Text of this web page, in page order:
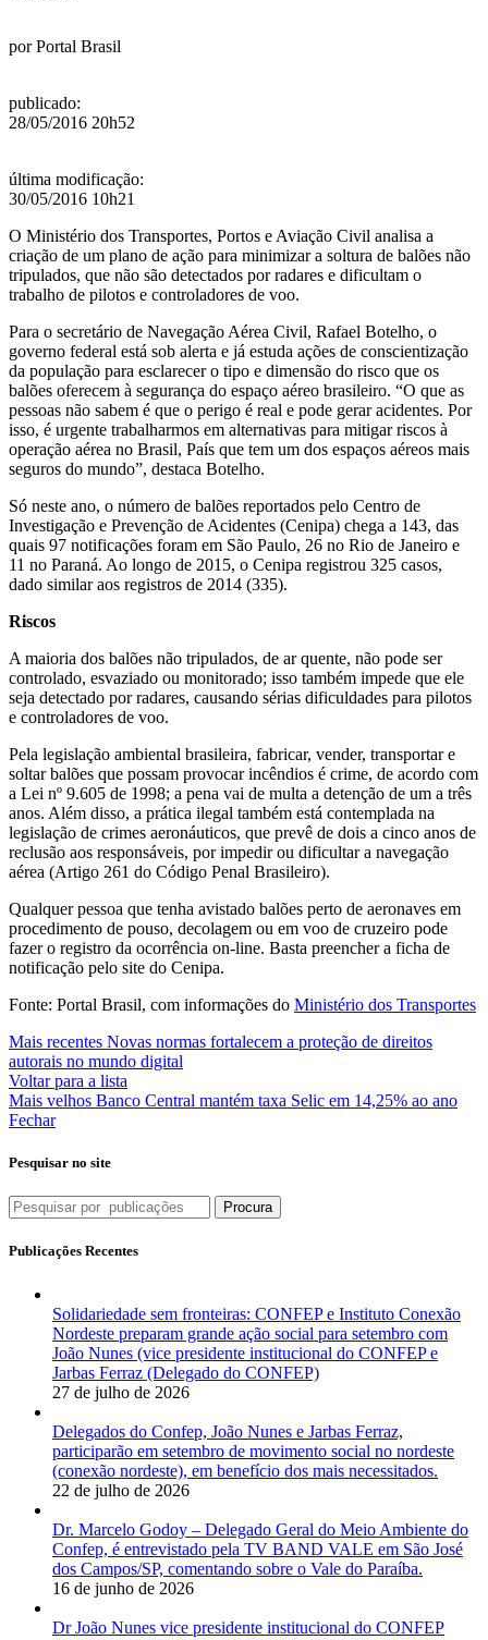
porPortal Brasil
publicado:
28/05/2016 20h52
última modificação:
30/05/2016 10h21
O Ministério dos Transportes, Portos e Aviação Civil analisa a
criação de um plano de ação para minimizar a soltura de balões não
tripulados, que não são detectados por radares e dificultam o
trabalho de pilotos e controladores de voo.
Para o secretário de Navegação Aérea Civil, Rafael Botelho, o
governo federal está sob alerta e já estuda ações de conscientização
da população para esclarecer o tipo e dimensão do risco que os
balões oferecem à segurança do espaço aéreo brasileiro. “O que as
pessoas não sabem é que o perigo é real e pode gerar acidentes. Por
isso, é urgente trabalharmos em alternativas para mitigar riscos à
operação aérea no Brasil, País que tem um dos espaços aéreos mais
seguros do mundo”, destaca Botelho.
Só neste ano, o número de balões reportados pelo Centro de
Investigação e Prevenção de Acidentes (Cenipa) chega a 143, das
quais 97 notificações foram em São Paulo, 26 no Rio de Janeiro e
11 no Paraná. Ao longo de 2015, o Cenipa registrou 325 casos,
dado similar aos registros de 2014 (335).
Riscos
A maioria dos balões não tripulados, de ar quente, não pode ser
controlado, esvaziado ou monitorado; isso também impede que ele
seja detectado por radares, causando sérias dificuldades para pilotos
e controladores de voo.
Pela legislação ambiental brasileira, fabricar, vender, transportar e
soltar balões que possam provocar incêndios é crime, de acordo com
a Lei nº 9.605 de 1998; a pena vai de multa a detenção de um a três
anos. Além disso, a prática ilegal também está contemplada na
legislação de crimes aeronáuticos, que prevê de dois a cinco anos de
reclusão aos responsáveis, por impedir ou dificultar a navegação
aérea (Artigo 261 do Código Penal Brasileiro).
Qualquer pessoa que tenha avistado balões perto de aeronaves em
procedimento de pouso, decolagem ou em voo de cruzeiro pode
fazer o registro da ocorrência on-line. Basta preencher a ficha de
notificação pelo site do Cenipa.
Fonte: Portal Brasil, com informações do Ministério dos Transportes
Mais recentes Novas normas fortalecem a proteção de direitos
autorais no mundo digital
Voltar para a lista
Mais velhos Banco Central mantém taxa Selic em 14,25% ao ano
Fechar
Pesquisar no site
Procura
Publicações Recentes
Solidariedade sem fronteiras: CONFEP e Instituto Conexão
Nordeste preparam grande ação social para setembro com
João Nunes (vice presidente institucional do CONFEP e
Jarbas Ferraz (Delegado do CONFEP)
27 de julho de 2026
Delegados do Confep, João Nunes e Jarbas Ferraz,
participarão em setembro de movimento social no nordeste
(conexão nordeste), em benefício dos mais necessitados.
22 de julho de 2026
Dr. Marcelo Godoy – Delegado Geral do Meio Ambiente do
Confep, é entrevistado pela TV BAND VALE em São José
dos Campos/SP, comentando sobre o Vale do Paraíba.
16 de junho de 2026
Dr João Nunes vice presidente institucional do CONFEP